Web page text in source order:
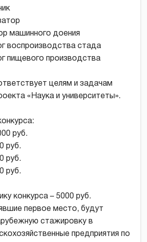
машинного доения
воспроизводства стада
пищевого производства
целям и задачам
«Наука и университеты».
руб.
руб.
руб.
руб.
конкурса – 5000 руб.
первое место, будут
стажировку в
предприятия по